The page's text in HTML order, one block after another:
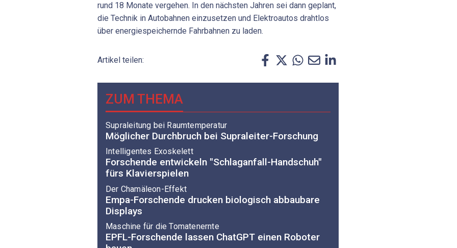
rund 18 Monate vergehen. In den nächsten Jahren sei dann geplant,
die Technik in Autobahnen einzusetzen und Elektroautos drahtlos
über energiespeichernde Fahrbahnen zu laden.
Artikel teilen:
ZUM THEMA
Supraleitung bei Raumtemperatur
Möglicher Durchbruch bei Supraleiter-Forschung
Intelligentes Exoskelett
Forschende entwickeln "Schlaganfall-Handschuh"
fürs Klavierspielen
Der Chamäleon-Effekt
Empa-Forschende drucken biologisch abbaubare
Displays
Maschine für die Tomatenernte
EPFL-Forschende lassen ChatGPT einen Roboter